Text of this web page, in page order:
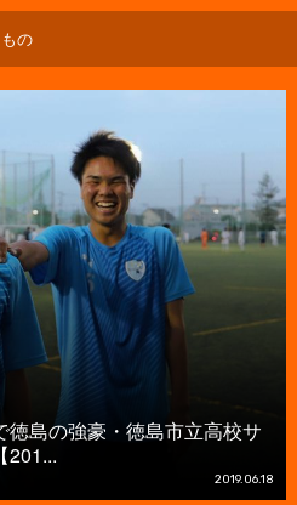
の
島の強豪・徳島市立高校サ
201...
2019.06.18